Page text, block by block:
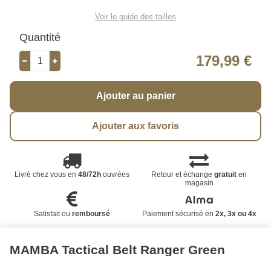
Voir le guide des tailles
Quantité
179,99 €
Ajouter au panier
Ajouter aux favoris
Livré chez vous en 48/72houvrées Retour et échangegratuit en
magasin
Satisfait ou remboursé Paiement sécurisé en 2x, 3x ou 4x
MAMBA Tactical Belt Ranger Green